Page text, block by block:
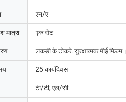
एन/ए
मात्रा एक सेट
लकड़ी के टोकरे, सुरक्षात्मक पीई फिल्म।
25 कार्यदिवस
टी/टी, एल/सी